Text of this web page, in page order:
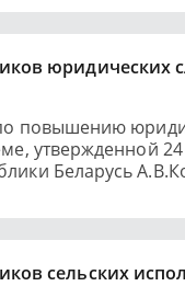
юридических
повышению
утвержденной
Беларусь
сельских